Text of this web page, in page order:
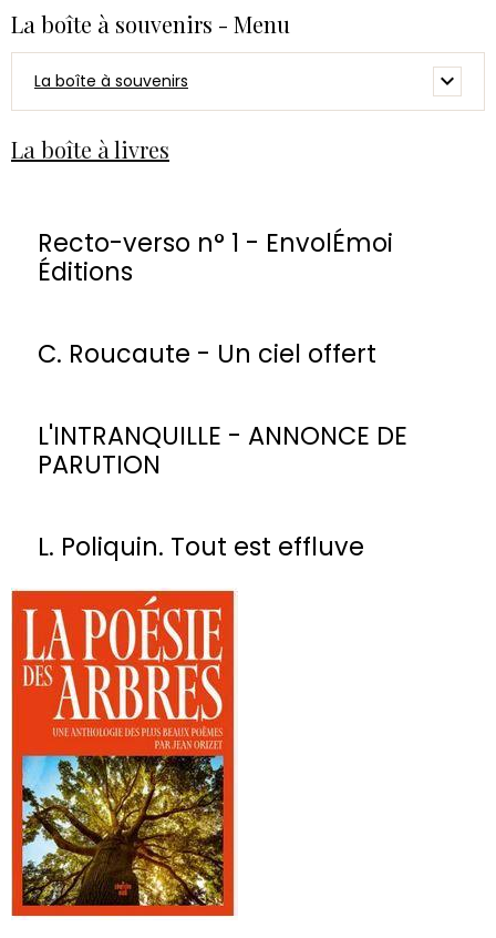
La boîte à souvenirs - Menu
La boîte à souvenirs
La boîte à livres
Recto-verso n° 1 - EnvolÉmoi
Éditions
C. Roucaute - Un ciel offert
L'INTRANQUILLE - ANNONCE DE
PARUTION
L. Poliquin. Tout est effluve